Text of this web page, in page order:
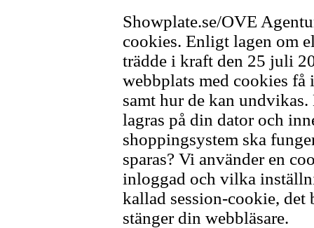
Showplate.se/OVE
cookies. Enligt lagen om
trädde i kraft den 25 juli
webbplats med cookies
samt hur de kan
lagras på din dator och
shoppingsystem ska
sparas? Vi använder en
inloggad och vilka
kallad session-cookie, det
stänger din webbläsare.